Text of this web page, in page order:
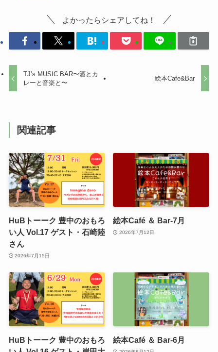
よかったらシェアしてね！
TJ’s MUSIC BAR〜酒とカ
レーと音楽と〜
絵本Cafe&Bar
関連記事
HuBトーーク 豊中のおもろ
い人 Vol.17 ゲスト・石崎陸
さん
2026年7月15日
絵本Café ＆ Bar-7月
2026年7月12日
HuBトーーク 豊中のおもろ
絵本Café ＆ Bar-6月